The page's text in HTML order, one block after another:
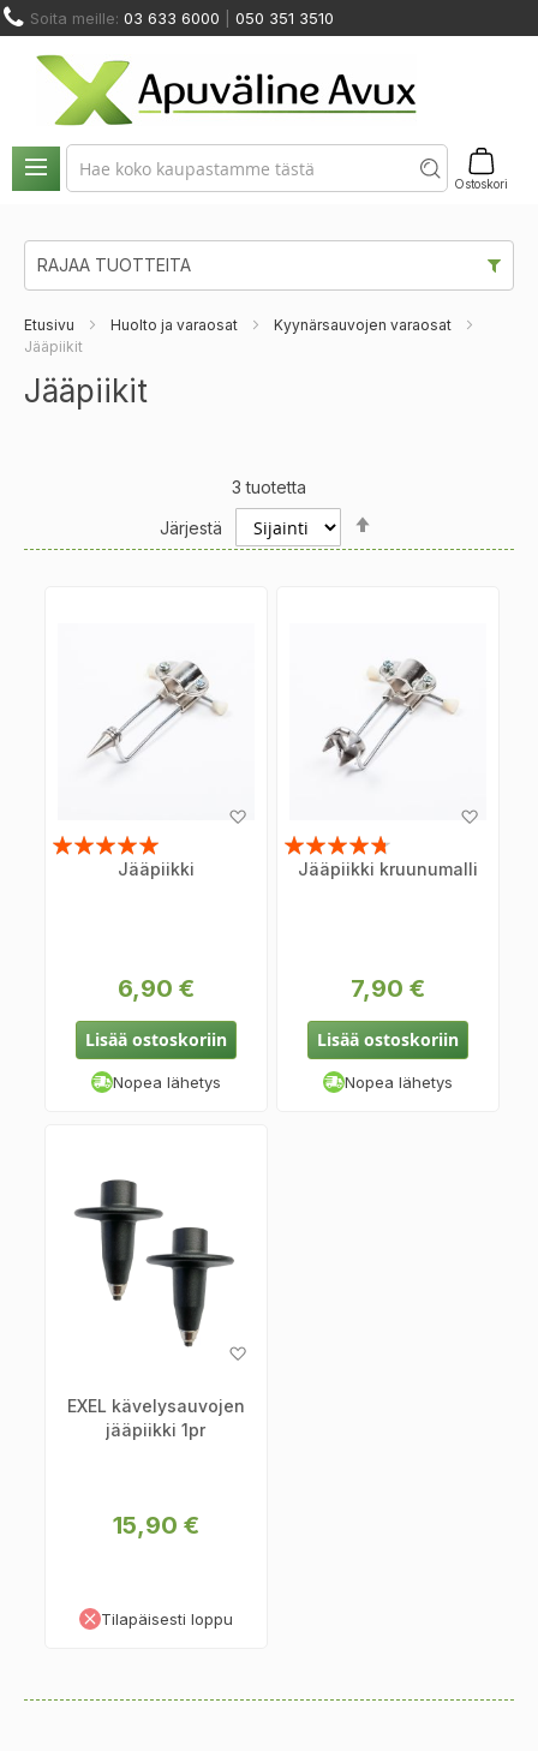
Skip
to
Content
Soita meille: 03 633 6000 050 351 3510
Ostoskori
KALUSTEET
JA
SIIRTYMINEN
JA
VUOKRAUS
Etusivu Huolto ja varaosat
Kyynärsauvojen varaosat
Jääpiikit
Jääpiikit
3 tuotetta
Järjestä
toivelistaan
Arvosana:
Jääpiikki
6,90 €
Lisää ostoskoriin
Nopea lähetys
Arvosana:
90%Jääpiikki kruunumalli
7,90 €
Lisää ostoskoriin
Nopea lähetys
EXEL kävelysauvojen
jääpiikki 1pr
15,90 €
Tilapäisesti loppu
RAJAA TUOTTEITA